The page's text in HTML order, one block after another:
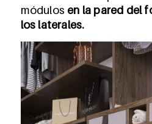
módulos en la pared del
los laterales.